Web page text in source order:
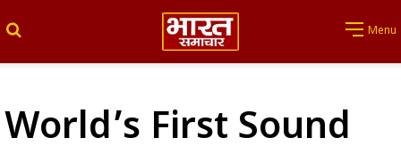
Menu
World’s First Sound